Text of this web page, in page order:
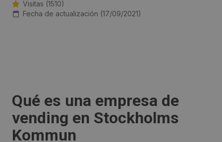
Visitas (1510)
Fecha de actualización (17/09/2021)
Qué es una empresa de
vending en Stockholms
Kommun